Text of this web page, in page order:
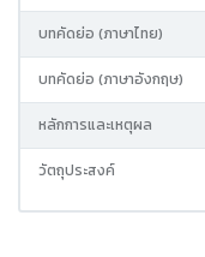
บทคัดย่อ (ภาษาไทย)
บทคัดย่อ (ภาษาอังกฤษ)
หลักการและเหตุผล
วัตถุประสงค์